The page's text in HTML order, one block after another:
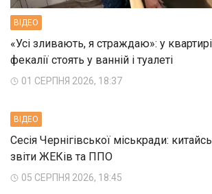
ВIДЕО
«Усі зливають, я страждаю»: у квартирі
фекалії стоять у ванній і туалеті
01 СЕРПНЯ 2026, 18:37
ВIДЕО
Сесія Чернігівської міськради:
звіти ЖЕКів та ППО
05 СЕРПНЯ 2026, 18:45